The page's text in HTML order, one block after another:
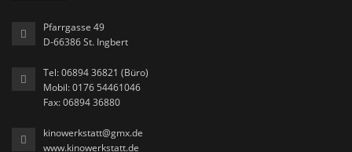
Pfarrgasse 49
D-66386 St. Ingbert
Tel: 06894 36821 (Büro)
Mobil: 0176 54461046
Fax: 06894 36880
kinowerkstatt@gmx.de
www.kinowerkstatt.de